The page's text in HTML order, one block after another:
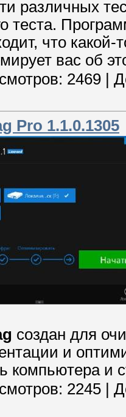
различных
теста.
что
вас об
2469 |
Pro 1.1.0.1305
создан для
и
компьютера и
2245